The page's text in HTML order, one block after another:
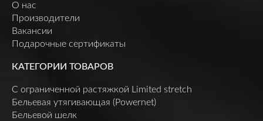
О нас
Производители
Вакансии
Подарочные сертификаты
КАТЕГОРИИ ТОВАРОВ
C ограниченной растяжкой Limited stretch
Бельевая утягивающая (Powernet)
Бельевой шелк